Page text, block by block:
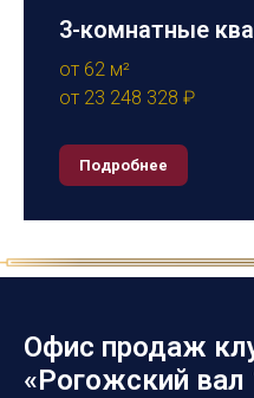
3-комнатные
от 62 м²
от 23 248 328 ₽
Подробнее
Офис продаж
«Рогожский вал